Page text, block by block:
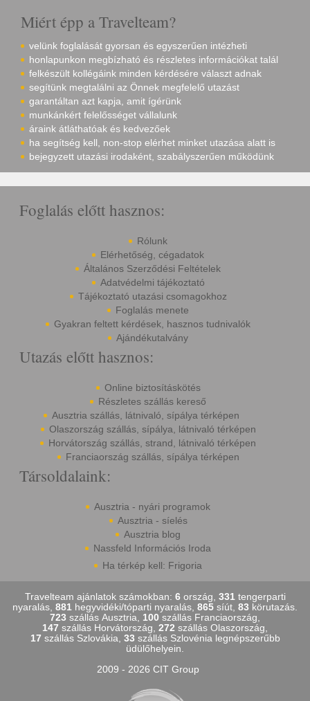
Miért épp a Travelteam?
velünk foglalását gyorsan és egyszerűen intézheti
honlapunkon megbízható és részletes információkat talál
felkészült kollégáink minden kérdésére választ adnak
segítünk megtalálni az Önnek megfelelő utazást
garantáltan azt kapja, amit ígérünk
munkánkért felelősséget vállalunk
áraink átláthatóak és kedvezőek
ha segítség kell, non-stop elérhet minket utazása alatt is
bejegyzett utazási irodaként, szabályszerűen működünk
Foglalás előtt hasznos:
Rólunk
Elérhetőség, cégadatok
Általános Szerződési Feltételek
Adatvédelmi tájékoztató
Tájékoztató utazási csomagokhoz
Foglalás menete
Gyakran feltett kérdések, hasznos tudnivalók
Ajándékutalvány
Utazás előtt hasznos:
Online biztosításkötés
Részletes szállás kereső
Ausztria szállás, látnivaló, sípálya térképen
Olaszország szállás, sípálya, látnivaló térképen
Horvátország szállás, strand, látnivaló térképen
Franciaország szállás, sípálya térképen
Társoldalaink:
Ausztria - nyári programok
Ausztria - síelés
Ausztria blog
Nassfeld Információs Iroda
Ha térkép kell: Frigoria
Travelteam ajánlatok számokban: 6ország, 331tengerparti
nyaralás, 881 hegyvidéki/tóparti nyaralás, 865 síút, 83 körutazás.
723 szállás Ausztria, 100 szállás Franciaország,
147 szállás Horvátország, 272 szállás Olaszország,
17 szállás Szlovákia, 33 szállás Szlovénia legnépszerűbb
üdülőhelyein.
2009 - 2026 CIT Group